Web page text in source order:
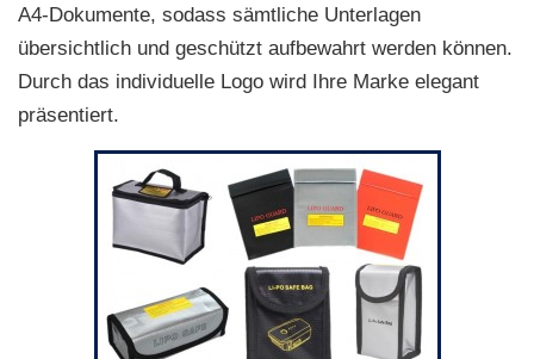
A4-Dokumente, sodass sämtliche Unterlagen
übersichtlich und geschützt aufbewahrt werden können.
Durch das individuelle Logo wird Ihre Marke elegant
präsentiert.